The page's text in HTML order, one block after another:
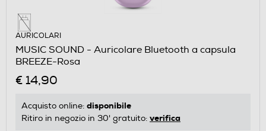
AURICOLARI
MUSIC SOUND - Auricolare Bluetooth a capsula
BREEZE-Rosa
€ 14,90
Acquisto online: disponibile
Ritiro in negozio in 30' gratuito: verifica